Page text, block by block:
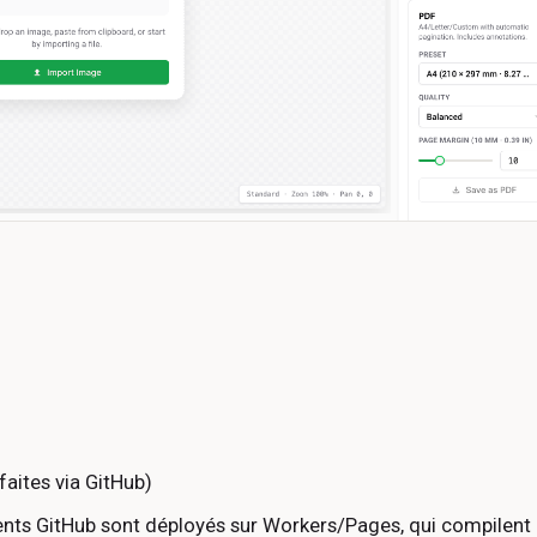
via GitHub)
GitHub sont déployés sur Workers/Pages, qui compilent